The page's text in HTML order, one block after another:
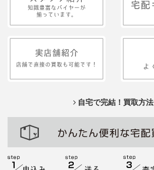
自宅で完結！買取方法